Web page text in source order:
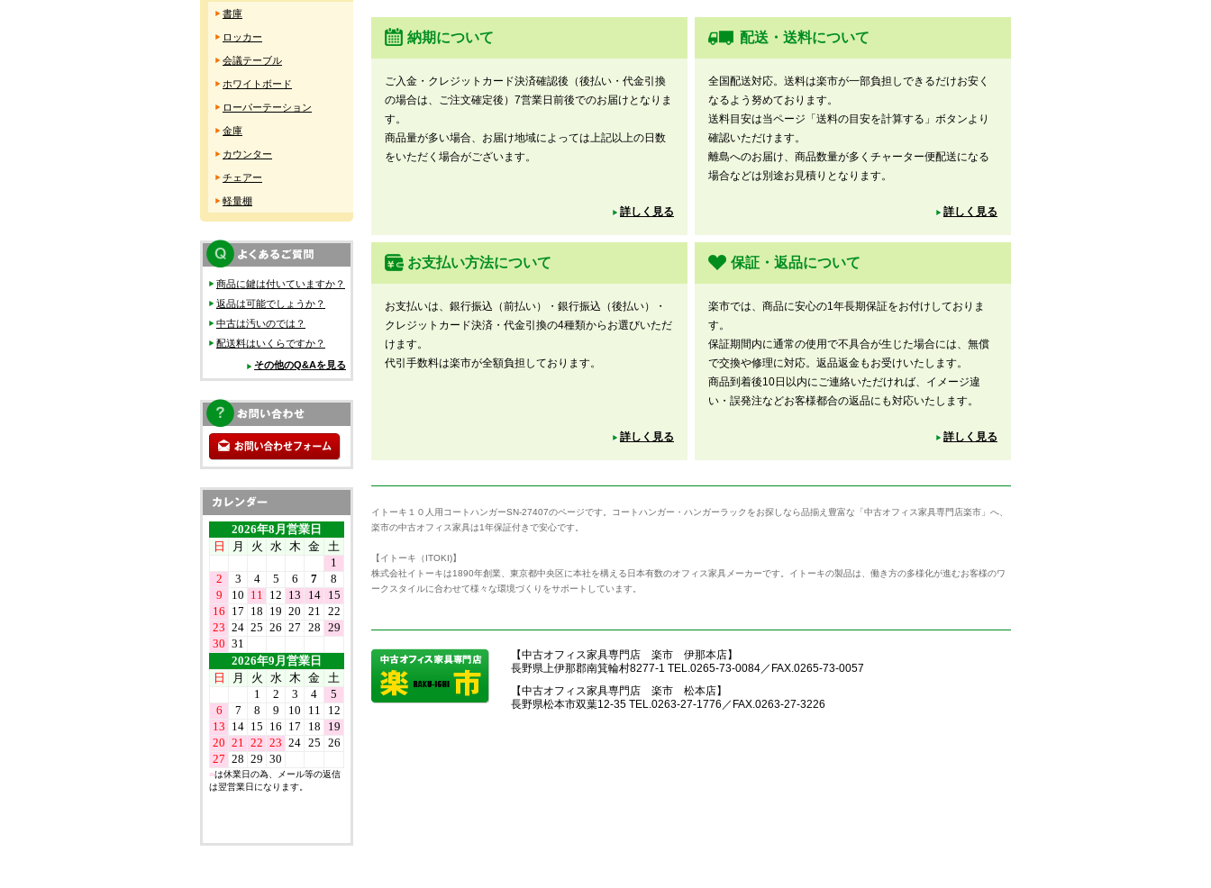
納期について
ご入金・クレジットカード決済確認後（後払い・代金引換
の場合は、ご注文確定後）7営業日前後でのお届けとなりま
す。
商品量が多い場合、お届け地域によっては上記以上の日数
をいただく場合がございます。
詳しく見る
配送・送料について
全国配送対応。送料は楽市が一部負担しできるだけお安く
なるよう努めております。
送料目安は当ページ「送料の目安を計算する」ボタンより
確認いただけます。
離島へのお届け、商品数量が多くチャーター便配送になる
場合などは別途お見積りとなります。
詳しく見る
お支払い方法について
お支払いは、銀行振込（前払い）・銀行振込（後払い）・
クレジットカード決済・代金引換の4種類からお選びいただ
けます。
代引手数料は楽市が全額負担しております。
詳しく見る
保証・返品について
楽市では、商品に安心の1年長期保証をお付けしておりま
す。
保証期間内に通常の使用で不具合が生じた場合には、無償
で交換や修理に対応。返品返金もお受けいたします。
商品到着後10日以内にご連絡いただければ、イメージ違
い・誤発注などお客様都合の返品にも対応いたします。
詳しく見る
イトーキ１０人用コートハンガーSN-27407のページです。コートハンガー・ハンガーラックをお探しなら品揃え豊富な「中古オフィス家具専門店楽市」へ、
楽市の中古オフィス家具は1年保証付きで安心です。
【イトーキ（ITOKI)】
株式会社イトーキは1890年創業、東京都中央区に本社を構える日本有数のオフィス家具メーカーです。イトーキの製品は、働き方の多様化が進むお客様のワ
ークスタイルに合わせて様々な環境づくりをサポートしています。
【中古オフィス家具専門店 楽市 伊那本店】
長野県上伊那郡南箕輪村8277-1 TEL.0265-73-0084／FAX.0265-73-0057
【中古オフィス家具専門店 楽市 松本店】
長野県松本市双葉12-35 TEL.0263-27-1776／FAX.0263-27-3226
書庫
ロッカー
会議テーブル
ホワイトボード
ローパーテーション
金庫
カウンター
チェアー
軽量棚
商品に鍵は付いていますか？
返品は可能でしょうか？
中古は汚いのでは？
配送料はいくらですか？
その他のQ&Aを見る